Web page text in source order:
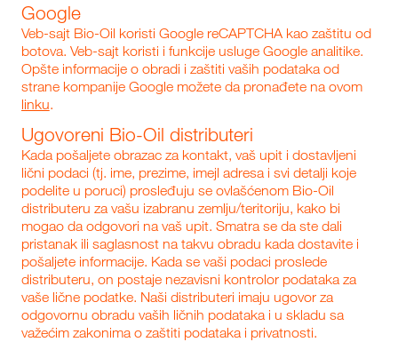
Google
Veb-sajt Bio‑Oil koristi Google reCAPTCHA kao zaštitu od
botova. Veb-sajt koristi i funkcije usluge Google analitike.
Opšte informacije o obradi i zaštiti vaših podataka od
strane kompanije Google možete da pronađete na ovom
linku.
Ugovoreni Bio‑Oil distributeri
Kada pošaljete obrazac za kontakt, vaš upit i dostavljeni
lični podaci (tj. ime, prezime, imejl adresa i svi detalji koje
podelite u poruci) prosleđuju se ovlašćenom Bio‑Oil
distributeru za vašu izabranu zemlju/teritoriju, kako bi
mogao da odgovori na vaš upit. Smatra se da ste dali
pristanak ili saglasnost na takvu obradu kada dostavite i
pošaljete informacije. Kada se vaši podaci proslede
distributeru, on postaje nezavisni kontrolor podataka za
vaše lične podatke. Naši distributeri imaju ugovor za
odgovornu obradu vaših ličnih podataka i u skladu sa
važećim zakonima o zaštiti podataka i privatnosti.